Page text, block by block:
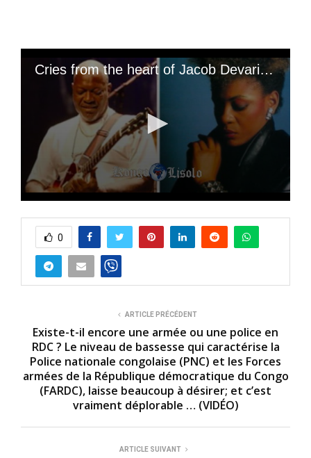
Cries from the heart of Jacob Devarieux towards Tshala Mwana: while he has just left this land of men, we will remember that Jacob Devarieux leaves with a dream he had never been able to achieve, a dream unlike any other, that to have the heart of Tshala Mwana; but he had not fallen like a tree, the song in Creole « Mwen Malad aw » (I'm sick of you), hit by the Kassav, was dedicated to her
s
s
e
s
0
ARTICLE PRÉCÉDENT
Existe-t-il encore une armée ou une police en
RDC ? Le niveau de bassesse qui caractérise la
Police nationale congolaise (PNC) et les Forces
armées de la République démocratique du Congo
(FARDC), laisse beaucoup à désirer; et c’est
vraiment déplorable … (VIDÉO)
ARTICLE SUIVANT